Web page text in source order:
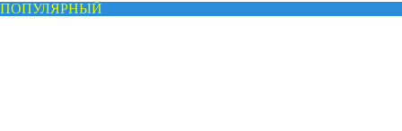
ПОПУЛЯРНЫЙ